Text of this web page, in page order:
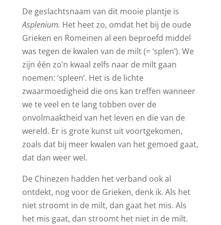
De geslachtsnaam van dit mooie plantje is
Asplenium. Het heet zo, omdat het bij de oude
Grieken en Romeinen al een beproefd middel
was tegen de kwalen van de milt (= ‘splen’). We
zijn één zo’n kwaal zelfs naar de milt gaan
noemen: ‘spleen’. Het is de lichte
zwaarmoedigheid die ons kan treffen wanneer
we te veel en te lang tobben over de
onvolmaaktheid van het leven en die van de
wereld. Er is grote kunst uit voortgekomen,
zoals dat bij meer kwalen van het gemoed gaat,
dat dan weer wel.
De Chinezen hadden het verband ook al
ontdekt, nog voor de Grieken, denk ik. Als het
niet stroomt in de milt, dan gaat het mis. Als
het mis gaat, dan stroomt het niet in de milt.